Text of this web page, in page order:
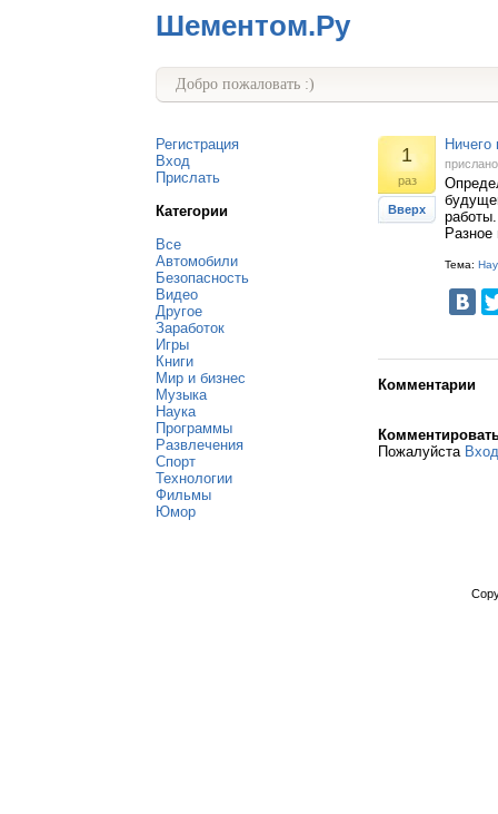
Шементом.Ру
Добро пожаловать :)
Регистрация
Вход
Прислать
Категории
Все
Автомобили
Безопасность
Видео
Другое
Заработок
Игры
Книги
Мир и бизнес
Музыка
Наука
Программы
Развлечения
Спорт
Технологии
Фильмы
Юмор
1
раз
Вверх
Разное
Тема:
Комментарии
Пожалуйста Вход